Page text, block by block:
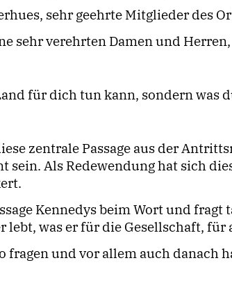
sehr geehrte Mitglieder des
sehr verehrten Damen und Herren,
für dich tun kann, sondern was
zentrale Passage aus der
sein. Als Redewendung hat sich
Kennedys beim Wort und fragt
lebt, was er für die Gesellschaft, für
fragen und vor allem auch danach